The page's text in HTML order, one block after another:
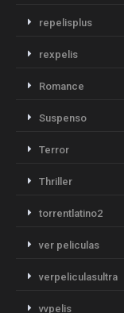
repelisplus
rexpelis
Romance
Suspenso
Terror
Thriller
torrentlatino2
ver peliculas
verpeliculasultra
vvpelis